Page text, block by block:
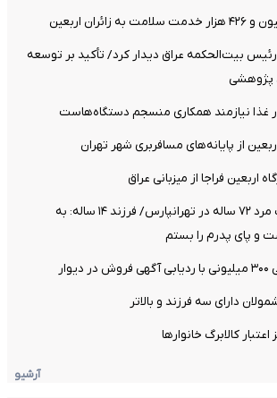
رئیس بیت‌الحکمه عراق دیدار کرد/ تأکید بر توسعه
پژوهشی
غذا نیازمند همکاری منسجم دستگاه‌‌هاست
اربعین فراجا از میزبانی عراق
فاش شدن راز مرگ مرد ۷۲ ساله در تهرانپارس/ فرزند ۱۴ ساله: به
و پای پدرم را بستم
دارای سه فرزند و بالا‌تر
کالابرگ خانوار‌ها
آرشیو